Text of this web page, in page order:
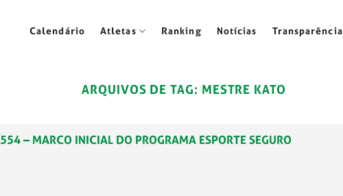
Calendário Atletas Ranking Notícias Transparência
ARQUIVOS DE TAG: MESTRE KATO
– MARCO INICIAL DO PROGRAMA ESPORTE SEGURO